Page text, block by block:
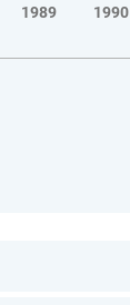
1989 1990